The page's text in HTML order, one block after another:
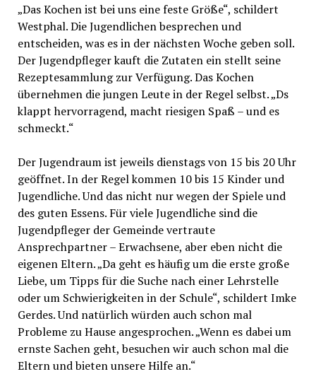
„Das Kochen ist bei uns eine feste Größe“, schildert
Westphal. Die Jugendlichen besprechen und
entscheiden, was es in der nächsten Woche geben soll.
Der Jugendpfleger kauft die Zutaten ein stellt seine
Rezeptesammlung zur Verfügung. Das Kochen
übernehmen die jungen Leute in der Regel selbst. „Ds
klappt hervorragend, macht riesigen Spaß – und es
schmeckt.“
Der Jugendraum ist jeweils dienstags von 15 bis 20 Uhr
geöffnet. In der Regel kommen 10 bis 15 Kinder und
Jugendliche. Und das nicht nur wegen der Spiele und
des guten Essens. Für viele Jugendliche sind die
Jugendpfleger der Gemeinde vertraute
Ansprechpartner – Erwachsene, aber eben nicht die
eigenen Eltern. „Da geht es häufig um die erste große
Liebe, um Tipps für die Suche nach einer Lehrstelle
oder um Schwierigkeiten in der Schule“, schildert Imke
Gerdes. Und natürlich würden auch schon mal
Probleme zu Hause angesprochen. „Wenn es dabei um
ernste Sachen geht, besuchen wir auch schon mal die
Eltern und bieten unsere Hilfe an.“